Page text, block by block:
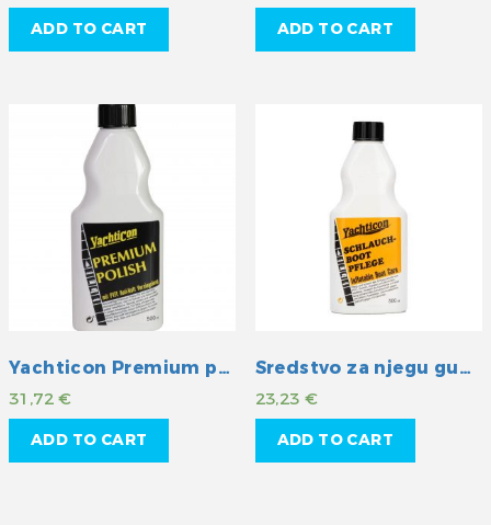
ADD TO CART ADD TO CART
Yachticon Premium politura s teflon-om
31,72€
ADD TO CART
Sredstvo za njegu gumenih čamaca
23,23€
ADD TO CART